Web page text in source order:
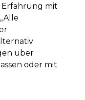
5ml
mit
über
oder mit